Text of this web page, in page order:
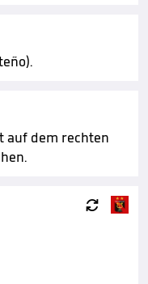
auf dem rechten
